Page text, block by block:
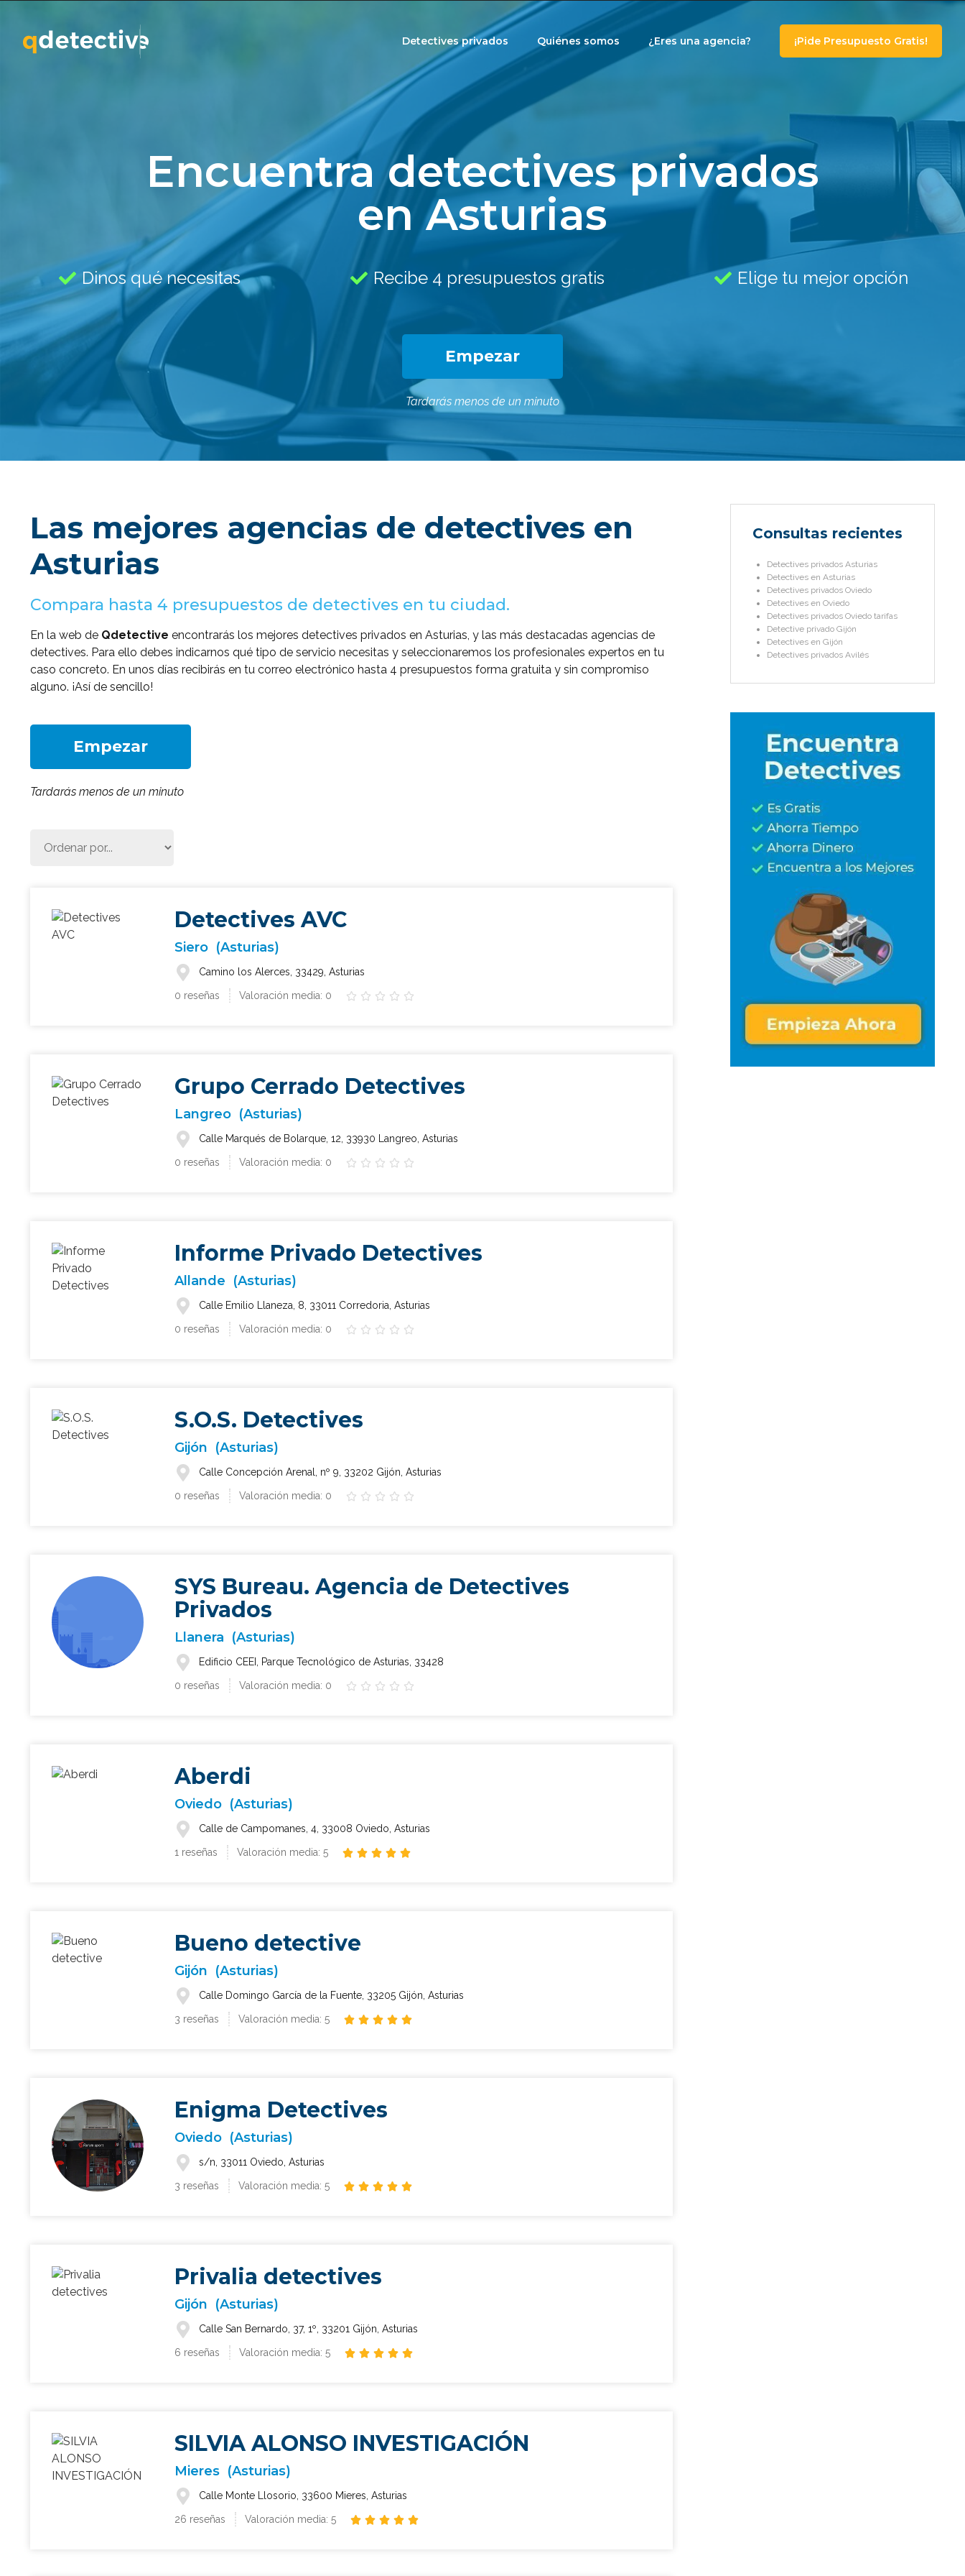
Detectives privados Quiénes somos ¿Eres una agencia? ¡Pide Presupuesto Gratis!
Encuentra detectives privados
en Asturias
Dinos qué necesitas Recibe 4 presupuestos gratis Elige tu mejor opción
Empezar
Tardarás menos de un minuto
Las mejores agencias de detectives en
Asturias
Compara hasta 4 presupuestos de detectives en tu ciudad.
En la web de Qdetective encontrarás los mejores detectives privados en Asturias, y las más destacadas agencias de
detectives. Para ello debes indicarnos qué tipo de servicio necesitas y seleccionaremos los profesionales expertos en tu
caso concreto. En unos días recibirás en tu correo electrónico hasta 4 presupuestos forma gratuita y sin compromiso
alguno. ¡Así de sencillo!
Empezar
Tardarás menos de un minuto
Detectives AVC
Siero (Asturias)
Camino los Alerces, 33429, Asturias
0 reseñas Valoración media: 0     
Grupo Cerrado Detectives
Langreo (Asturias)
Calle Marqués de Bolarque, 12, 33930 Langreo, Asturias
0 reseñas Valoración media: 0     
Informe Privado Detectives
Allande (Asturias)
Calle Emilio Llaneza, 8, 33011 Corredoria, Asturias
0 reseñas Valoración media: 0     
S.O.S. Detectives
Gijón (Asturias)
Calle Concepción Arenal, nº 9, 33202 Gijón, Asturias
0 reseñas Valoración media: 0     
SYS Bureau. Agencia de Detectives
Privados
Llanera (Asturias)
Edificio CEEI, Parque Tecnológico de Asturias, 33428
0 reseñas Valoración media: 0     
Aberdi
Oviedo (Asturias)
Calle de Campomanes, 4, 33008 Oviedo, Asturias
1 reseñas Valoración media: 5     
Bueno detective
Gijón (Asturias)
Calle Domingo García de la Fuente, 33205 Gijón, Asturias
3 reseñas Valoración media: 5     
Enigma Detectives
Oviedo (Asturias)
s/n, 33011 Oviedo, Asturias
3 reseñas Valoración media: 5     
Privalia detectives
Gijón (Asturias)
Calle San Bernardo, 37, 1º, 33201 Gijón, Asturias
6 reseñas Valoración media: 5     
SILVIA ALONSO INVESTIGACIÓN
Mieres (Asturias)
Calle Monte Llosorio, 33600 Mieres, Asturias
26 reseñas Valoración media: 5     
Consultas recientes
Detectives privados Asturias
Detectives en Asturias
Detectives privados Oviedo
Detectives en Oviedo
Detectives privados Oviedo tarifas
Detective privado Gijón
Detectives en Gijón
Detectives privados Avilés
¿Qué tipo de caso quieres investigar?